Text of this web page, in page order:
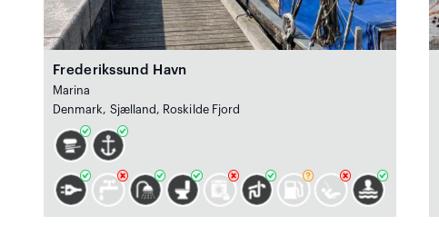
Frederikssund Havn
Marina
Denmark, Sjælland, Roskilde Fjord